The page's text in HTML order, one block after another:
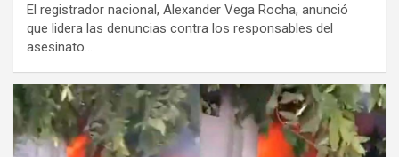
El registrador nacional, Alexander Vega Rocha, anunció
que lidera las denuncias contra los responsables del
asesinato…